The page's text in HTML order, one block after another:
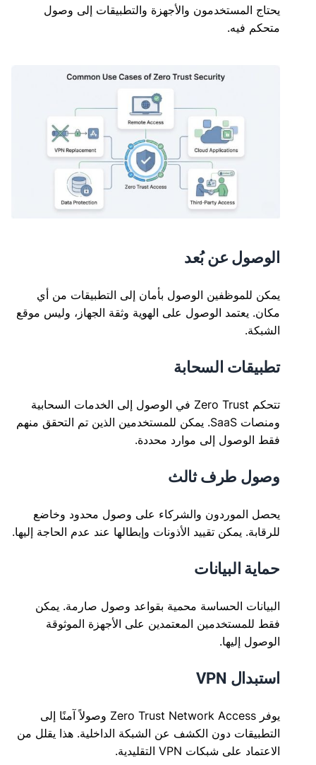
يحتاج المستخدمون والأجهزة والتطبيقات إلى وصول
متحكم فيه.
الوصول عن بُعد
يمكن للموظفين الوصول بأمان إلى التطبيقات من أي
مكان. يعتمد الوصول على الهوية وثقة الجهاز، وليس موقع
الشبكة.
تطبيقات السحابة
تتحكم Zero Trust في الوصول إلى الخدمات السحابية
ومنصات SaaS. يمكن للمستخدمين الذين تم التحقق منهم
فقط الوصول إلى موارد محددة.
وصول طرف ثالث
يحصل الموردون والشركاء على وصول محدود وخاضع
للرقابة. يمكن تقييد الأذونات وإبطالها عند عدم الحاجة إليها.
حماية البيانات
البيانات الحساسة محمية بقواعد وصول صارمة. يمكن
فقط للمستخدمين المعتمدين على الأجهزة الموثوقة
الوصول إليها.
استبدال VPN
يوفر Zero Trust Network Access وصولاً آمنًا إلى
التطبيقات دون الكشف عن الشبكة الداخلية. هذا يقلل من
الاعتماد على شبكات VPN التقليدية.